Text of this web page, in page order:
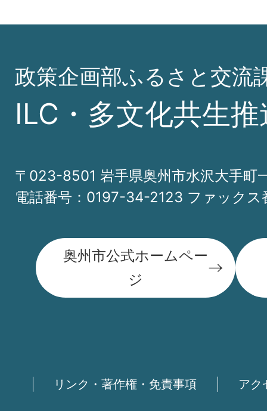
政策企画部ふるさと交流
ILC・多文化共生
〒023-8501 岩手県奥州市水沢大手町
電話番号：0197-34-2123 ファック
奥州市公式ホームペー
ジ
リンク・著作権・免責事項 アク